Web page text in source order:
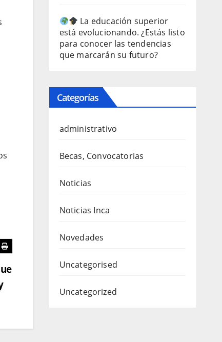
La educación superior
está evolucionando. ¿Estás listo
para conocer las tendencias
que marcarán su futuro?
Categorías
administrativo
Becas, Convocatorias
Noticias
Noticias Inca
Novedades
Uncategorised
Uncategorized